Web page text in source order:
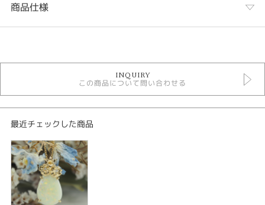
商品仕様
デジタルジュエリーリフォーム
オーダーメイド ネックレス
ネックレス
素材：K18イエローゴールド
サイズ：ペンダント縦約19mm 横約10.5mm
加工：鏡面仕上げ
宝石：オパール
INQUIRY
この商品について問い合わせる
最近チェックした商品